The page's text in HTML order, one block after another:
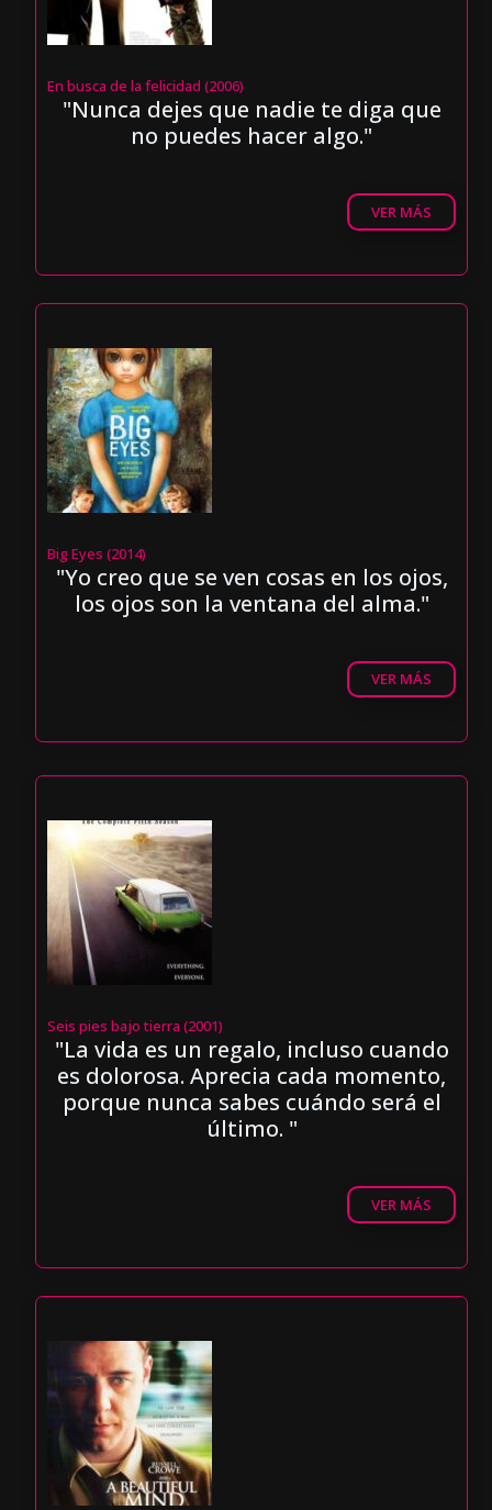
En busca de la felicidad (2006)
"Nunca dejes que nadie te diga que
no puedes hacer algo."
VER MÁS
Big Eyes (2014)
"Yo creo que se ven cosas en los ojos,
los ojos son la ventana del alma."
VER MÁS
Seis pies bajo tierra (2001)
"La vida es un regalo, incluso cuando
es dolorosa. Aprecia cada momento,
porque nunca sabes cuándo será el
último. "
VER MÁS